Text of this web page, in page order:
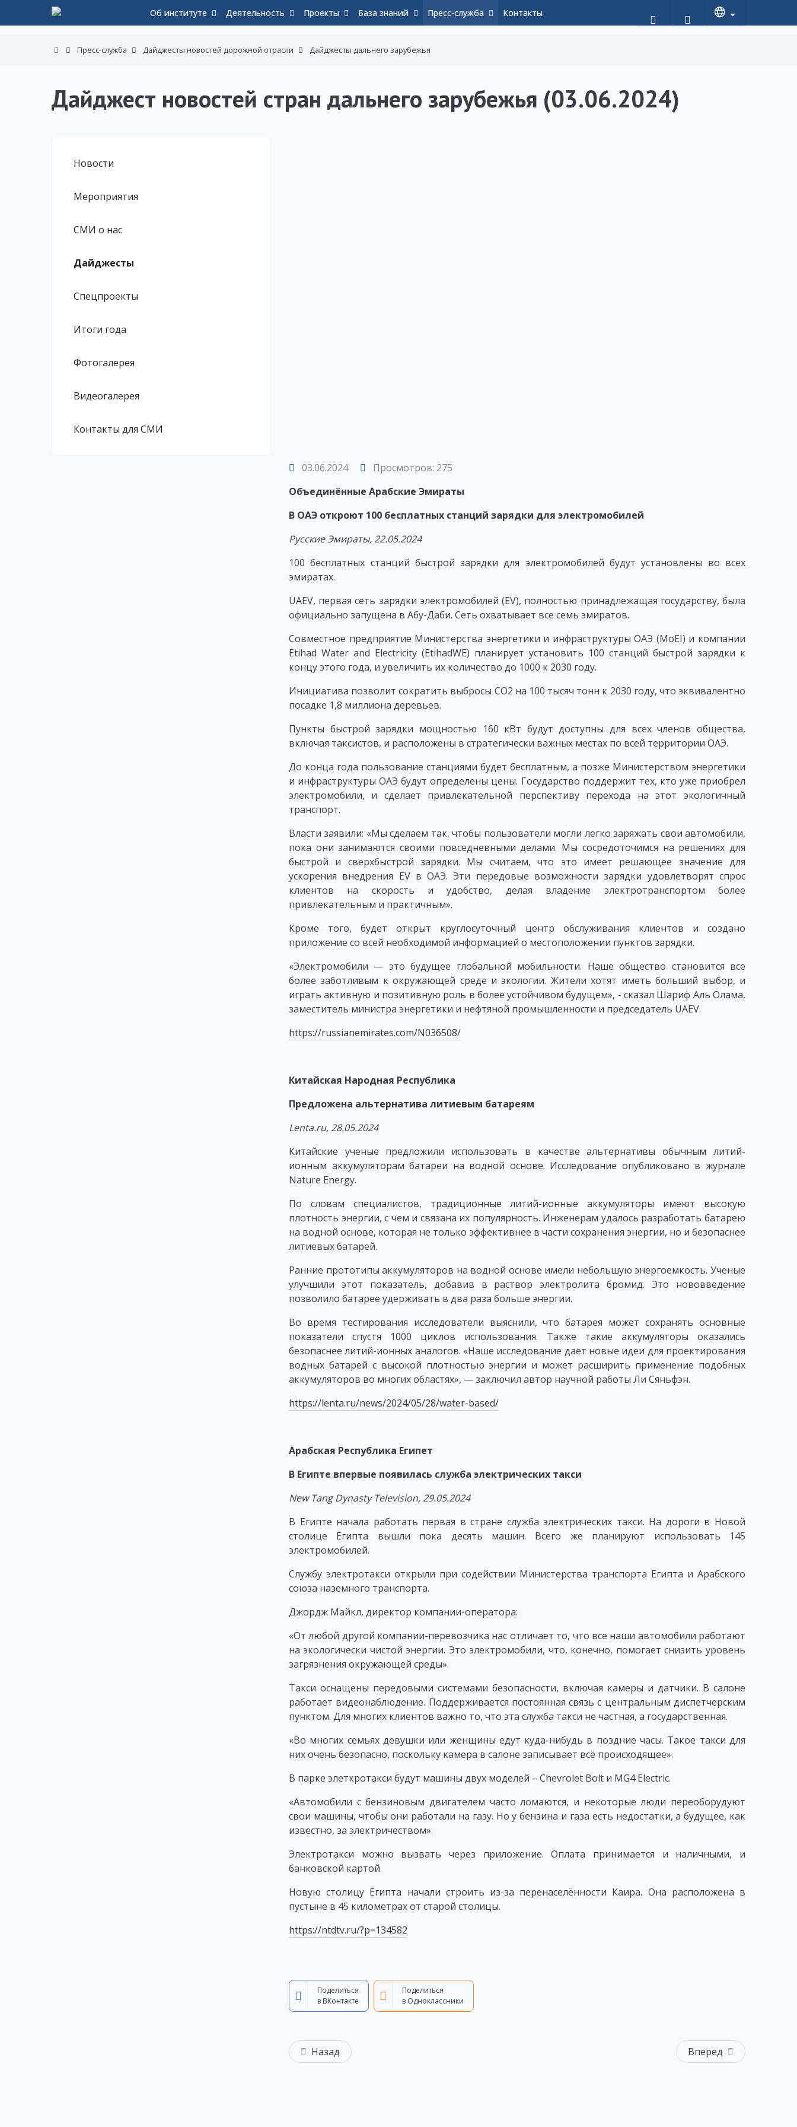
Об институте Деятельность Проекты База знаний Пресс-служба Контакты
Пресс-служба Дайджесты новостей дорожной отрасли Дайджесты дальнего зарубежья
Дайджест новостей стран дальнего зарубежья (03.06.2024)
Новости
Мероприятия
СМИ о нас
Дайджесты
Спецпроекты
Итоги года
Фотогалерея
Видеогалерея
Контакты для СМИ
03.06.2024
Просмотров: 275
Объединённые Арабские Эмираты
В ОАЭ откроют 100 бесплатных станций зарядки для электромобилей
Русские Эмираты, 22.05.2024
100 бесплатных станций быстрой зарядки для электромобилей будут установлены во всех
эмиратах.
UAEV, первая сеть зарядки электромобилей (EV), полностью принадлежащая государству, была
официально запущена в Абу-Даби. Сеть охватывает все семь эмиратов.
Совместное предприятие Министерства энергетики и инфраструктуры ОАЭ (MoEI) и компании
Etihad Water and Electricity (EtihadWE) планирует установить 100 станций быстрой зарядки к
концу этого года, и увеличить их количество до 1000 к 2030 году.
Инициатива позволит сократить выбросы CO2 на 100 тысяч тонн к 2030 году, что эквивалентно
посадке 1,8 миллиона деревьев.
Пункты быстрой зарядки мощностью 160 кВт будут доступны для всех членов общества,
включая таксистов, и расположены в стратегически важных местах по всей территории ОАЭ.
До конца года пользование станциями будет бесплатным, а позже Министерством энергетики
и инфраструктуры ОАЭ будут определены цены. Государство поддержит тех, кто уже приобрел
электромобили, и сделает привлекательной перспективу перехода на этот экологичный
транспорт.
Власти заявили: «Мы сделаем так, чтобы пользователи могли легко заряжать свои автомобили,
пока они занимаются своими повседневными делами. Мы сосредоточимся на решениях для
быстрой и сверхбыстрой зарядки. Мы считаем, что это имеет решающее значение для
ускорения внедрения EV в ОАЭ. Эти передовые возможности зарядки удовлетворят спрос
клиентов на скорость и удобство, делая владение электротранспортом более
привлекательным и практичным».
Кроме того, будет открыт круглосуточный центр обслуживания клиентов и создано
приложение со всей необходимой информацией о местоположении пунктов зарядки.
«Электромобили — это будущее глобальной мобильности. Наше общество становится все
более заботливым к окружающей среде и экологии. Жители хотят иметь больший выбор, и
играть активную и позитивную роль в более устойчивом будущем», - сказал Шариф Аль Олама,
заместитель министра энергетики и нефтяной промышленности и председатель UAEV.
https://russianemirates.com/N036508/
Китайская Народная Республика
Предложена альтернатива литиевым батареям
Lenta.ru, 28.05.2024
Китайские ученые предложили использовать в качестве альтернативы обычным литий-
ионным аккумуляторам батареи на водной основе. Исследование опубликовано в журнале
Nature Energy.
По словам специалистов, традиционные литий-ионные аккумуляторы имеют высокую
плотность энергии, с чем и связана их популярность. Инженерам удалось разработать батарею
на водной основе, которая не только эффективнее в части сохранения энергии, но и безопаснее
литиевых батарей.
Ранние прототипы аккумуляторов на водной основе имели небольшую энергоемкость. Ученые
улучшили этот показатель, добавив в раствор электролита бромид. Это нововведение
позволило батарее удерживать в два раза больше энергии.
Во время тестирования исследователи выяснили, что батарея может сохранять основные
показатели спустя 1000 циклов использования. Также такие аккумуляторы оказались
безопаснее литий-ионных аналогов. «Наше исследование дает новые идеи для проектирования
водных батарей с высокой плотностью энергии и может расширить применение подобных
аккумуляторов во многих областях», — заключил автор научной работы Ли Сяньфэн.
https://lenta.ru/news/2024/05/28/water-based/
Арабская Республика Египет
В Египте впервые появилась служба электрических такси
New Tang Dynasty Television, 29.05.2024
В Египте начала работать первая в стране служба электрических такси. На дороги в Новой
столице Египта вышли пока десять машин. Всего же планируют использовать 145
электромобилей.
Службу электротакси открыли при содействии Министерства транспорта Египта и Арабского
союза наземного транспорта.
Джордж Майкл, директор компании-оператора:
«От любой другой компании-перевозчика нас отличает то, что все наши автомобили работают
на экологически чистой энергии. Это электромобили, что, конечно, помогает снизить уровень
загрязнения окружающей среды».
Такси оснащены передовыми системами безопасности, включая камеры и датчики. В салоне
работает видеонаблюдение. Поддерживается постоянная связь с центральным диспетчерским
пунктом. Для многих клиентов важно то, что эта служба такси не частная, а государственная.
«Во многих семьях девушки или женщины едут куда-нибудь в поздние часы. Такое такси для
них очень безопасно, поскольку камера в салоне записывает всё происходящее».
В парке элеткротакси будут машины двух моделей – Chevrolet Bolt и MG4 Electric.
«Автомобили с бензиновым двигателем часто ломаются, и некоторые люди переоборудуют
свои машины, чтобы они работали на газу. Но у бензина и газа есть недостатки, а будущее, как
известно, за электричеством».
Электротакси можно вызвать через приложение. Оплата принимается и наличными, и
банковской картой.
Новую столицу Египта начали строить из-за перенаселённости Каира. Она расположена в
пустыне в 45 километрах от старой столицы.
https://ntdtv.ru/?p=134582
Поделиться
в ВКонтакте
Поделиться
в Одноклассники
Назад Вперед